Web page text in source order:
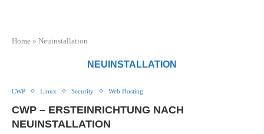
Home » Neuinstallation
NEUINSTALLATION
CWP Linux Security Web Hosting
CWP – ERSTEINRICHTUNG NACH
NEUINSTALLATION